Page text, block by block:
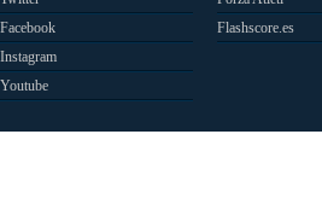
Facebook
Instagram
Youtube
Flashscore.es